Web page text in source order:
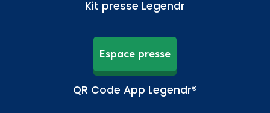
Kit presse Legendr
Espace presse
QR Code App Legendr®